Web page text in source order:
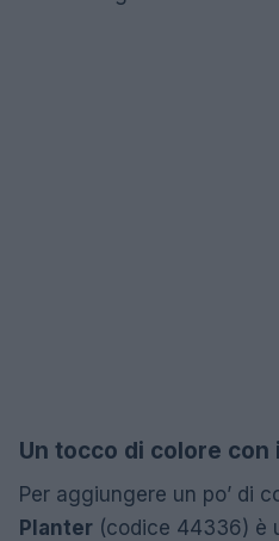
Un tocco di colore con
Per aggiungere un po’ di
Planter (codice 44336) è